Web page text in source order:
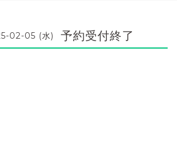
02-05 (水) 予約受付終了